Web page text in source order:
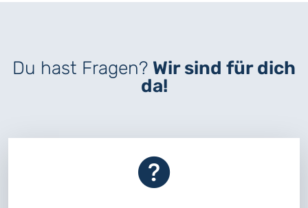
Du hast Fragen? Wir sind für dich
da!